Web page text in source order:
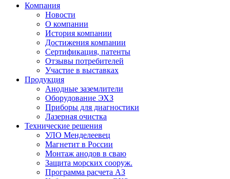
Компания
Новости
О компании
История компании
Достижения компании
Сертификация, патенты
Отзывы потребителей
Участие в выставках
Продукция
Анодные заземлители
Оборудование ЭХЗ
Приборы для диагностики
Лазерная очистка
Технические решения
УЛО Менделеевец
Магнетит в России
Монтаж анодов в сваю
Защита морских сооруж.
Программа расчета АЗ